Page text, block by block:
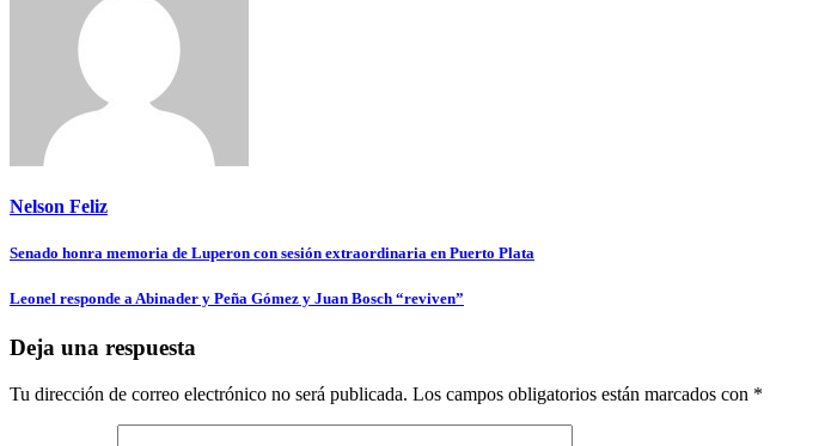
Nelson Feliz
Navegación
de
Senado honra memoria de Luperon con sesión extraordinaria en Puerto Plata
Leonel responde a Abinader y Peña Gómez y Juan Bosch “reviven”
Deja una respuesta
Tu dirección de correo electrónico no será publicada. Los campos obligatorios están marcados con *